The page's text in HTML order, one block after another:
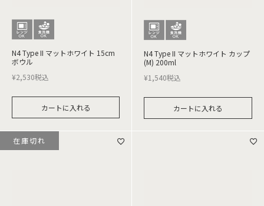
N4 Type II マットホワイト 15cm
ボウル
¥2,530税込
カートに入れる
N4 Type II マットホワイト カップ
(M) 200ml
¥1,540税込
カートに入れる
在庫切れ